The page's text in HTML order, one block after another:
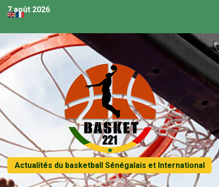
7 août 2026
Actualités du basketball Sénégalais et International